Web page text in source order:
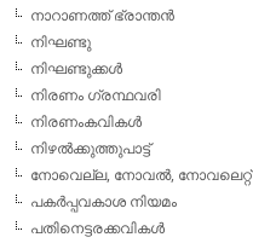
നാറാണത്ത് ഭ്രാന്തന്‍
നിഘണ്ടു
നിഘണ്ടുക്കള്‍
നിരണം ഗ്രന്ഥവരി
നിരണംകവികള്‍
നിഴല്‍ക്കുത്തുപാട്ട്
നോവെല്ല, നോവല്‍, നോവലെറ്റ്
പകര്‍പ്പവകാശ നിയമം
പതിനെട്ടരക്കവികള്‍